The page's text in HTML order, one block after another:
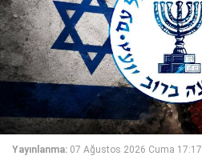
Yayınlanma: 07 Ağustos 2026 Cuma 17:17